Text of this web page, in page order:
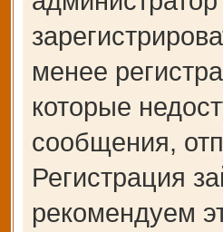
менее
которые
сообщения,
Регистрация
рекомендуем